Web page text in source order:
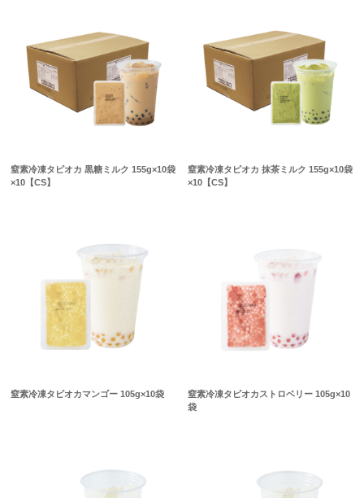
窒素冷凍タピオカ 黒糖ミルク 155g×10袋
×10【CS】
窒素冷凍タピオカ 抹茶ミルク 155g×10袋
×10【CS】
窒素冷凍タピオカマンゴー 105g×10袋
窒素冷凍タピオカストロベリー 105g×10
袋